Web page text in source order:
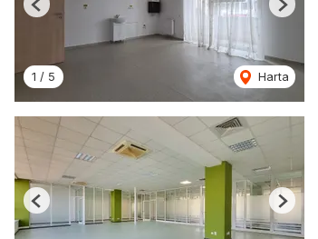
1 / 5 Harta
Previous Next
Previous Next